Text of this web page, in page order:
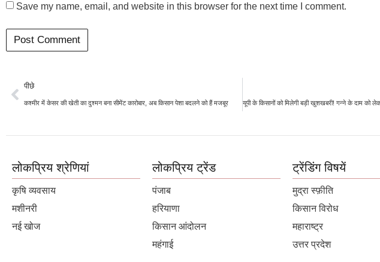
Save my name, email, and website in this browser for the next time I comment.
पीछे
कश्मीर में केसर की खेती का दुश्मन बना सीमेंट कारोबार, अब किसान पेशा बदलने को हैं मजबूर
लोकप्रिय श्रेणियां
कृषि व्यवसाय
मशीनरी
नई खोज
लोकप्रिय ट्रेंड
पंजाब
हरियाणा
किसान आंदोलन
महंगाई
ट्रेंडिंग विषयें
मुद्रा स्फ़ीति
किसान विरोध
महाराष्ट्र
उत्तर प्रदेश